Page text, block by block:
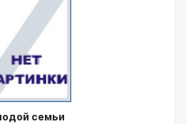
семьи